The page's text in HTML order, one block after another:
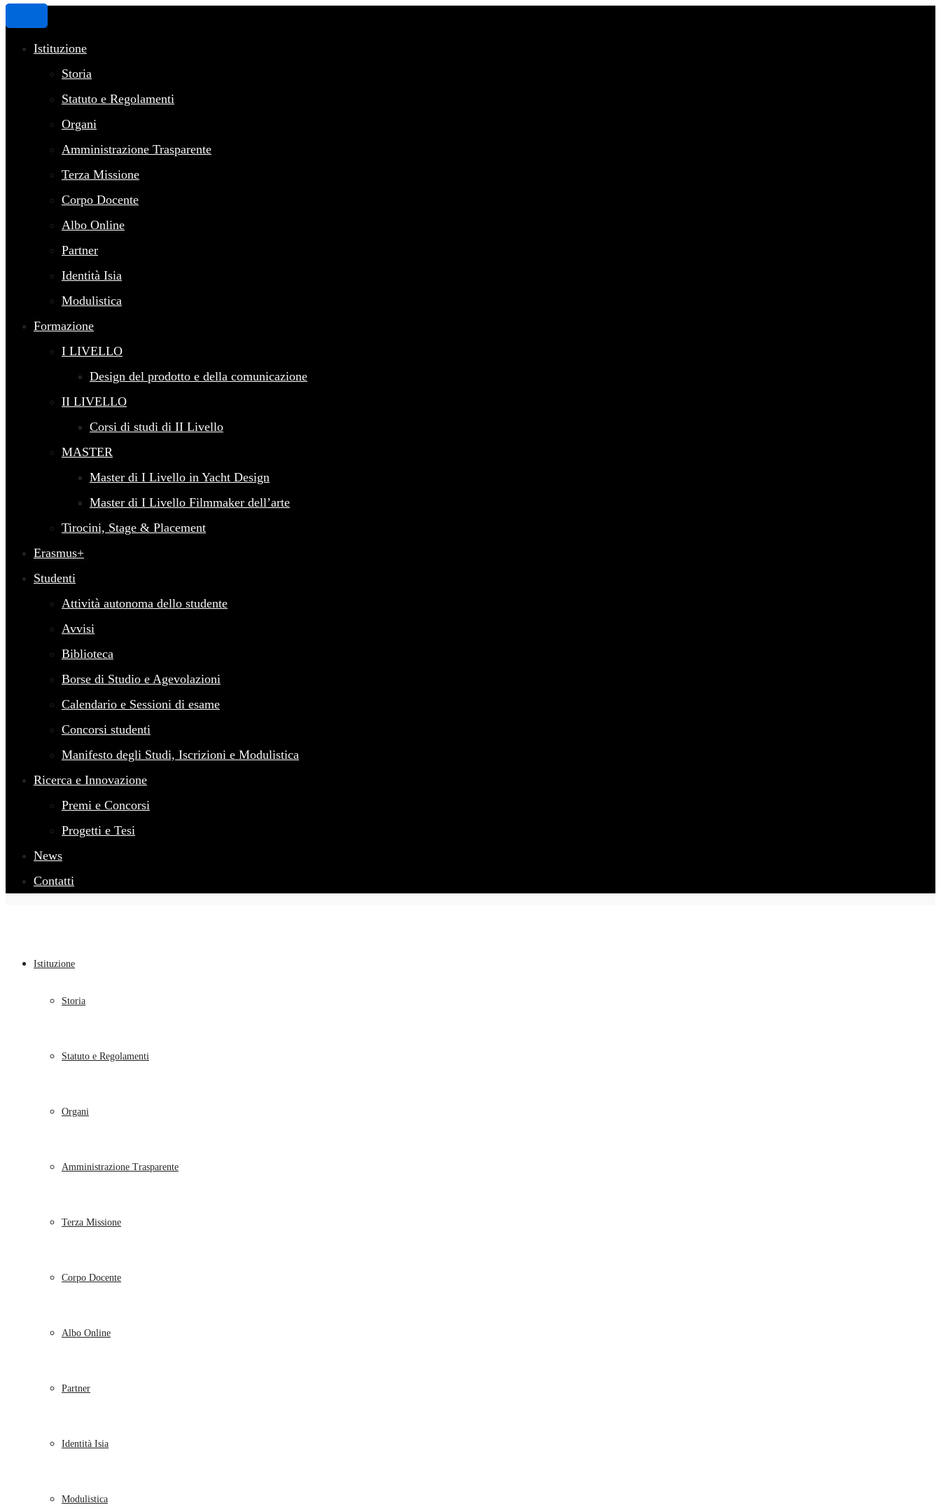
Istituzione
Storia
Statuto e Regolamenti
Organi
Amministrazione Trasparente
Terza Missione
Corpo Docente
Albo Online
Partner
Identità Isia
Modulistica
Formazione
I LIVELLO
Design del prodotto e della comunicazione
II LIVELLO
Corsi di studi di II Livello
MASTER
Master di I Livello in Yacht Design
Master di I Livello Filmmaker dell’arte
Tirocini, Stage & Placement
Erasmus+
Studenti
Attività autonoma dello studente
Avvisi
Biblioteca
Borse di Studio e Agevolazioni
Calendario e Sessioni di esame
Concorsi studenti
Manifesto degli Studi, Iscrizioni e Modulistica
Ricerca e Innovazione
Premi e Concorsi
Progetti e Tesi
News
Contatti
Istituzione
Storia
Statuto e Regolamenti
Organi
Amministrazione Trasparente
Terza Missione
Corpo Docente
Albo Online
Partner
Identità Isia
Modulistica